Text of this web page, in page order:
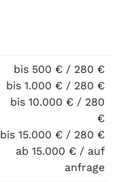
bis 500 € / 280 €
bis 1.000 € / 280 €
bis 10.000 € / 280
€
bis 15.000 € / 280 €
ab 15.000 € / auf
anfrage